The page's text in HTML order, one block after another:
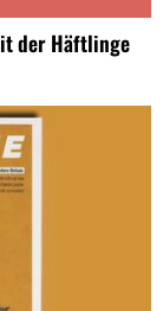
der Häftlinge